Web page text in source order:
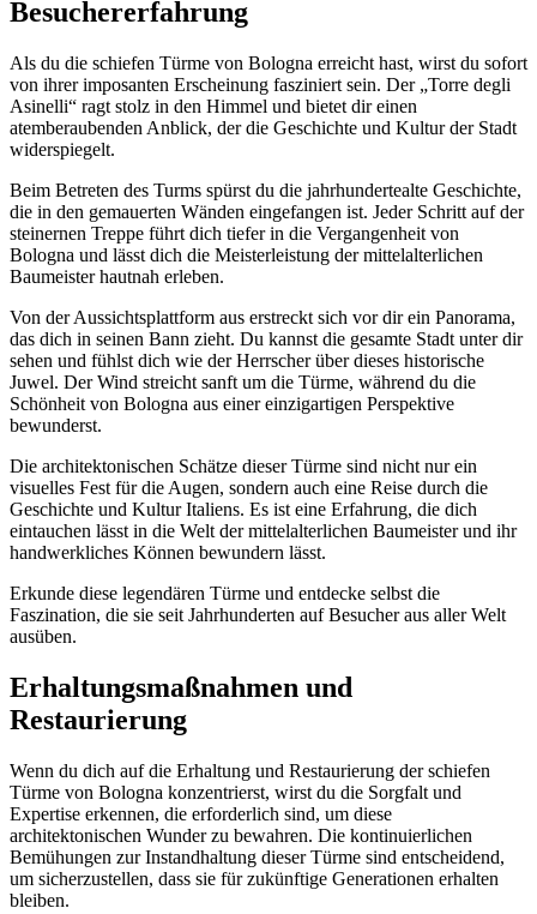
Besuchererfahrung
Als du die schiefen Türme von Bologna erreicht hast, wirst du sofort
von ihrer imposanten Erscheinung fasziniert sein. Der „Torre degli
Asinelli“ ragt stolz in den Himmel und bietet dir einen
atemberaubenden Anblick, der die Geschichte und Kultur der Stadt
widerspiegelt.
Beim Betreten des Turms spürst du die jahrhundertealte Geschichte,
die in den gemauerten Wänden eingefangen ist. Jeder Schritt auf der
steinernen Treppe führt dich tiefer in die Vergangenheit von
Bologna und lässt dich die Meisterleistung der mittelalterlichen
Baumeister hautnah erleben.
Von der Aussichtsplattform aus erstreckt sich vor dir ein Panorama,
das dich in seinen Bann zieht. Du kannst die gesamte Stadt unter dir
sehen und fühlst dich wie der Herrscher über dieses historische
Juwel. Der Wind streicht sanft um die Türme, während du die
Schönheit von Bologna aus einer einzigartigen Perspektive
bewunderst.
Die architektonischen Schätze dieser Türme sind nicht nur ein
visuelles Fest für die Augen, sondern auch eine Reise durch die
Geschichte und Kultur Italiens. Es ist eine Erfahrung, die dich
eintauchen lässt in die Welt der mittelalterlichen Baumeister und ihr
handwerkliches Können bewundern lässt.
Erkunde diese legendären Türme und entdecke selbst die
Faszination, die sie seit Jahrhunderten auf Besucher aus aller Welt
ausüben.
Erhaltungsmaßnahmen und
Restaurierung
Wenn du dich auf die Erhaltung und Restaurierung der schiefen
Türme von Bologna konzentrierst, wirst du die Sorgfalt und
Expertise erkennen, die erforderlich sind, um diese
architektonischen Wunder zu bewahren. Die kontinuierlichen
Bemühungen zur Instandhaltung dieser Türme sind entscheidend,
um sicherzustellen, dass sie für zukünftige Generationen erhalten
bleiben.